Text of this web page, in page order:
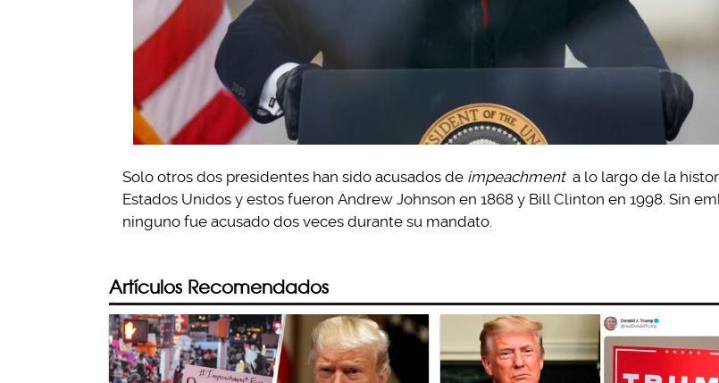
Solo otros dos presidentes han sido acusados de impeachment ​​a lo largo de la
Estados Unidos y estos fueron Andrew Johnson en 1868 y Bill Clinton en 1998. Sin
ninguno fue acusado dos veces durante su mandato.
Artículos Recomendados